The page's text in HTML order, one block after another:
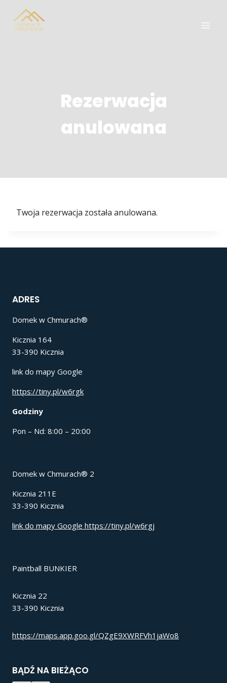
treści
Rezerwacja
anulowana
Twoja rezerwacja została anulowana.
ADRES
Domek w Chmurach®
Kicznia 164
33-390 Kicznia
link do mapy Google
https://tiny.pl/w6rgk
Godziny
Pon – Nd: 8:00 – 20:00
Domek w Chmurach® 2
Kicznia 211E
33-390 Kicznia
link do mapy Google https://tiny.pl/w6rgj
Paintball BUNKIER
Kicznia 22
33-390 Kicznia
https://maps.app.goo.gl/QZgE9XWRFVh1jaWo8
BĄDŹ NA BIEŻĄCO